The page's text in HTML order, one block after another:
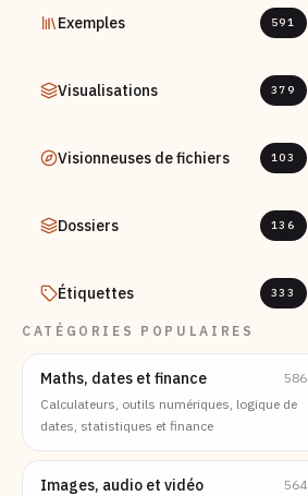
Exemples 591
Visualisations 379
Visionneuses de fichiers 103
Dossiers 136
Étiquettes 333
CATÉGORIES POPULAIRES
Maths, dates et finance
586
Calculateurs, outils numériques, logique de
dates, statistiques et finance
Images, audio et vidéo
564